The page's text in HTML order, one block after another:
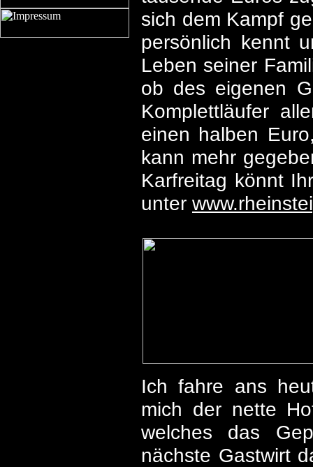
sich dem Kampf
persönlich kennt
Leben seiner
ob des eigenen
Komplettläufer
einen halben
kann mehr
Karfreitag könnt
unter
Ich fahre ans
mich der nette
welches das
nächste Gastwirt